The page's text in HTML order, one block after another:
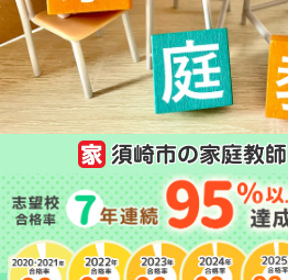
須崎市の家庭教師